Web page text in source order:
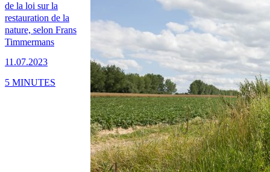
de la loi sur la
restauration de la
nature, selon Frans
Timmermans
11.07.2023
5 MINUTES